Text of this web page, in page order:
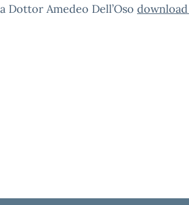
Dottor Amedeo Dell’Oso